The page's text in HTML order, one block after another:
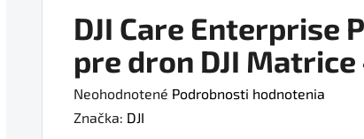
DJI Care Enterprise
pre dron DJI
Priemerné
hodnotenie
Neohodnotené Podrobnosti hodnotenia
Značka: DJI